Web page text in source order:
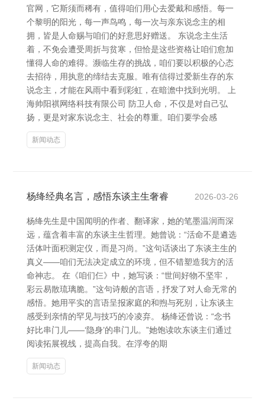
官网，它斯须而稀有，值得咱们用心去爱戴和感悟。每一
个黎明的阳光，每一声鸟鸣，每一次与亲东说念主的相
拥，皆是人命赐与咱们的好意思好赠送。 东说念主生活
着，不免会遭受周折与贫寒，但恰是这些资格让咱们愈加
懂得人命的难得。濒临生存的挑战，咱们要以积极的心态
去招待，用执意的缔结去克服。唯有信得过爱新生存的东
说念主，才能在风雨中看到彩虹，在暗澹中找到光明。 上
海帅阳祺网络科技有限公司 防卫人命，不仅是对自己弘
扬，更是对家东说念主、社会的尊重。咱们要学会感
新闻动态
杨绛经典名言，感悟东谈主生奢睿 2026-03-26
杨绛先生是中国闻明的作者、翻译家，她的笔墨温润而深
远，蕴含着丰富的东谈主生哲理。她曾说：“活命不是遴选
活体叶面积测定仪，而是习尚。”这句话谈出了东谈主生的
真义——咱们无法决定成立的环境，但不错塑造我方的活
命神志。 在《咱们仨》中，她写谈：“世间好物不坚牢，
彩云易散琉璃脆。”这句诗般的言语，抒发了对人命无常的
感悟。她用平实的言语呈报家庭的和煦与死别，让东谈主
感受到亲情的罕见与技巧的冷凌弃。 杨绛还曾说：“念书
好比串门儿——‘隐身’的串门儿。”她饱读吹东谈主们通过
阅读拓展视线，提高自我。在浮夸的期
新闻动态